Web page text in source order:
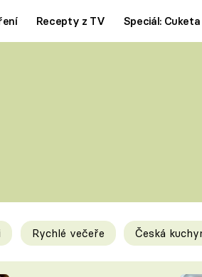
Recepty z TV Speciál: Cuketa
Rychlé večeře Česká